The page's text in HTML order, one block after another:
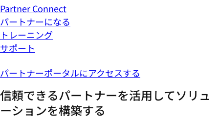
Partner Connect
パートナーになる
トレーニング
サポート
パートナーポータルにアクセスする
信頼できるパートナーを活用してソリュ
ーションを構築する